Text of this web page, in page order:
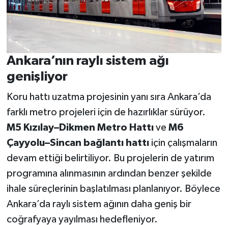
Ankara’nın raylı sistem ağı
genişliyor
Koru hattı uzatma projesinin yanı sıra Ankara’da
farklı metro projeleri için de hazırlıklar sürüyor.
M5 Kızılay–Dikmen Metro Hattıve M6
Çayyolu–Sincan bağlantı hattıiçin çalışmaların
devam ettiği belirtiliyor. Bu projelerin de yatırım
programına alınmasının ardından benzer şekilde
ihale süreçlerinin başlatılması planlanıyor. Böylece
Ankara’da raylı sistem ağının daha geniş bir
coğrafyaya yayılması hedefleniyor.